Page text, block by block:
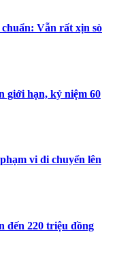
Vẫn rất xịn sò
giới hạn, kỷ niệm 60
vi di chuyển lên
đến 220 triệu đồng